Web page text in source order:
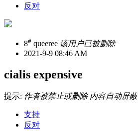
反对
8# queeree 该用户已被删除
2021-9-9 08:46 AM
cialis expensive
提示: 作者被禁止或删除 内容自动屏蔽
支持
反对